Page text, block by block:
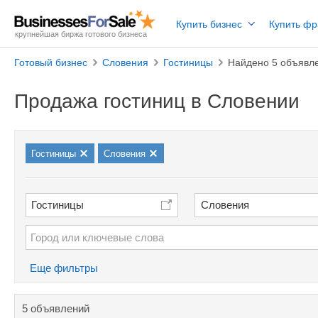
крупнейшая биржа готового бизнеса
Купить бизнес Купить
Готовый бизнес Словения Гостиницы Найдено 5
Продажа гостиниц в Словении
Гостиницы Словения
Гостиницы Словения
Еще фильтры
5 объявлений